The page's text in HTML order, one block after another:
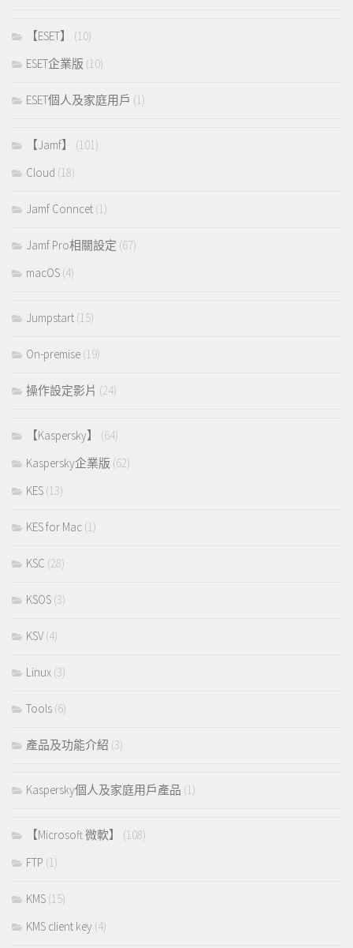
【ESET】
(10)
ESET企業版 (10)
ESET個人及家庭用戶 (1)
【Jamf】
(101)
Cloud (18)
Jamf Conncet (1)
Jamf Pro相關設定 (67)
macOS (4)
Jumpstart (15)
On-premise (19)
操作設定影片 (24)
【Kaspersky】
(64)
Kaspersky企業版 (62)
KES (13)
KES for Mac (1)
KSC (28)
KSOS (3)
KSV (4)
Linux (3)
Tools (6)
產品及功能介紹 (3)
Kaspersky個人及家庭用戶產品 (1)
【Microsoft 微軟】
(108)
FTP (1)
KMS (15)
KMS client key (4)